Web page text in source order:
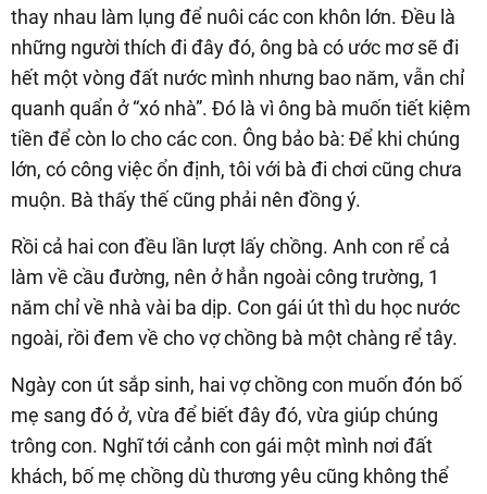
thay nhau làm lụng để nuôi các con khôn lớn. Đều là
những người thích đi đây đó, ông bà có ước mơ sẽ đi
hết một vòng đất nước mình nhưng bao năm, vẫn chỉ
quanh quẩn ở “xó nhà”. Đó là vì ông bà muốn tiết kiệm
tiền để còn lo cho các con. Ông bảo bà: Để khi chúng
lớn, có công việc ổn định, tôi với bà đi chơi cũng chưa
muộn. Bà thấy thế cũng phải nên đồng ý.
Rồi cả hai con đều lần lượt lấy chồng. Anh con rể cả
làm về cầu đường, nên ở hẳn ngoài công trường, 1
năm chỉ về nhà vài ba dịp. Con gái út thì du học nước
ngoài, rồi đem về cho vợ chồng bà một chàng rể tây.
Ngày con út sắp sinh, hai vợ chồng con muốn đón bố
mẹ sang đó ở, vừa để biết đây đó, vừa giúp chúng
trông con. Nghĩ tới cảnh con gái một mình nơi đất
khách, bố mẹ chồng dù thương yêu cũng không thể